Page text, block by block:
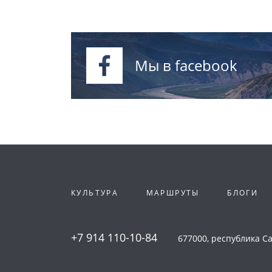
Мы в facebook
КУЛЬТУРА МАРШРУТЫ БЛОГИ
+7 914 110-10-84 677000, республика